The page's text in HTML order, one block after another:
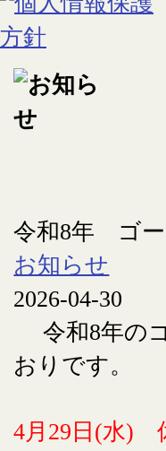
令和8年 ゴー
お知らせ
2026-04-30
令和8年の
おりです。
4月29日(水)